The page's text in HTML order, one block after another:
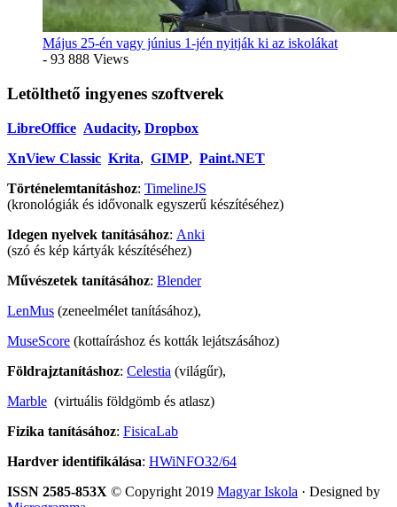
Május 25-én vagy június 1-jén nyitják ki az iskolákat
- 93 888 Views
Letölthető ingyenes szoftverek
LibreOffice Audacity, Dropbox
XnView Classic Krita, GIMP, Paint.NET
Történelemtanításhoz: TimelineJS
(kronológiák és idővonalk egyszerű készítéséhez)
Idegen nyelvek tanításához: Anki
(szó és kép kártyák készítéséhez)
Művészetek tanításához: Blender
LenMus (zeneelmélet tanításához),
MuseScore (kottaíráshoz és kották lejátszásához)
Földrajztanításhoz: Celestia (világűr),
Marble (virtuális földgömb és atlasz)
Fizika tanításához: FisicaLab
Hardver identifikálása: HWiNFO32/64
ISSN 2585-853X © Copyright 2019 Magyar Iskola · Designed by